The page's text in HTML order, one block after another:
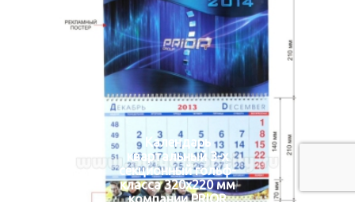
Календарь
квартальный 3-х
секционный гольф-
класса 320х220 мм
компании PRIOR